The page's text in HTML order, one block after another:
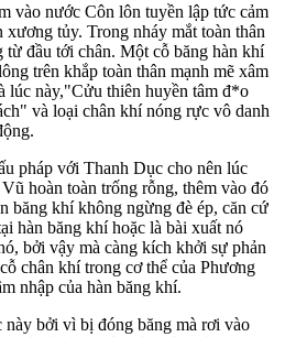
vào nước Côn lôn tuyền lập tức cảm
xương tủy. Trong nháy mắt toàn thân
đầu tới chân. Một cỗ băng hàn khí
trên khắp toàn thân mạnh mẽ xâm
lúc này,"Cửu thiên huyền tâm đ*o
và loại chân khí nóng rực vô danh
pháp với Thanh Dục cho nên lúc
hoàn toàn trống rỗng, thêm vào đó
băng khí không ngừng đè ép, căn cứ
hàn băng khí hoặc là bài xuất nó
bởi vậy mà càng kích khởi sự phản
chân khí trong cơ thể của Phương
nhập của hàn băng khí.
bởi vì bị đóng băng mà rơi vào